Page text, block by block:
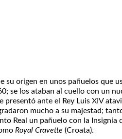
su origen en unos pañuelos que
se los ataban al cuello con un
presentó ante el Rey Luis XIV
mucho a su majestad;
Real un pañuelo con la Insignia
Royal Cravette (Croata).